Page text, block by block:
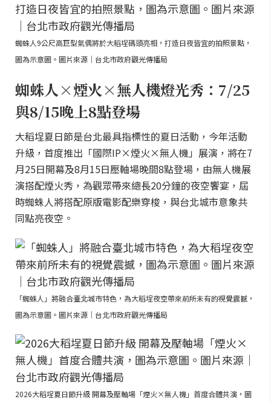
蜘蛛人9公尺高巨型氣偶將於大稻埕碼頭亮相，打造日夜皆宜的拍照景點，
圖為示意圖。圖片來源｜台北市政府觀光傳播局
蜘蛛人×煙火×無人機燈光秀：7/25
與8/15晚上8點登場
大稻埕夏日節是台北最具指標性的夏日活動，今年活動
升級，首度推出「國際IP×煙火×無人機」展演，將在7
月25日開幕及8月15日壓軸場晚間8點登場，由無人機展
演搭配煙火秀，為觀眾帶來總長20分鐘的夜空饗宴，屆
時蜘蛛人將搭配原版電影配樂穿梭，與台北城市意象共
同點亮夜空。
「蜘蛛人」將融合臺北城市特色，為大稻埕夜空帶來前所未有的視覺震撼，
圖為示意圖。圖片來源｜台北市政府觀光傳播局
2026大稻埕夏日節升級 開幕及壓軸場「煙火×無人機」首度合體共演，圖